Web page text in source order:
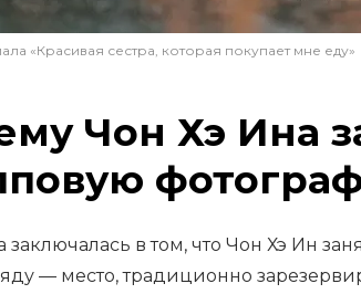
«Красивая сестра, которая покупает мне еду»
Чон Хэ Ина
заключалась в том, что Чон Хэ Ин
— место, традиционно